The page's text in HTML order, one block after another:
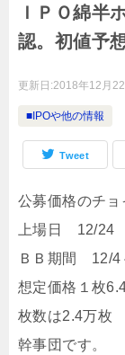
ＩＰＯ綿半
認。初値予
更新日:2018年12月22
■IPOや他の情報
Tweet
公募価格のチョ
上場日 12/24
ＢＢ期間 12/4
想定価格１枚
枚数は2.4万枚
幹事団です。